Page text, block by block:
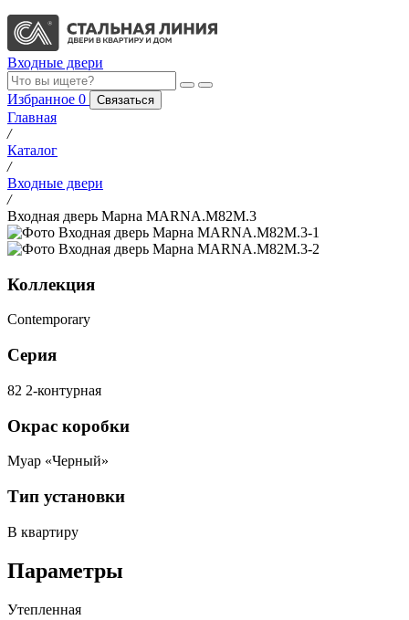
Входные двери
Избранное 0 Связаться
Главная
/
Каталог
/
Входные двери
/
Входная дверь Марна MARNA.M82M.3
Коллекция
Contemporary
Серия
82 2-контурная
Окрас коробки
Муар «Черный»
Тип установки
В квартиру
Параметры
Утепленная